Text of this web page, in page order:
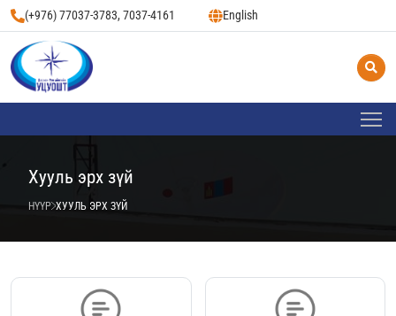
(+976) 77037-3783, 7037-4161 English
Хууль эрх зүй
НҮҮР ХУУЛЬ ЭРХ ЗҮЙ